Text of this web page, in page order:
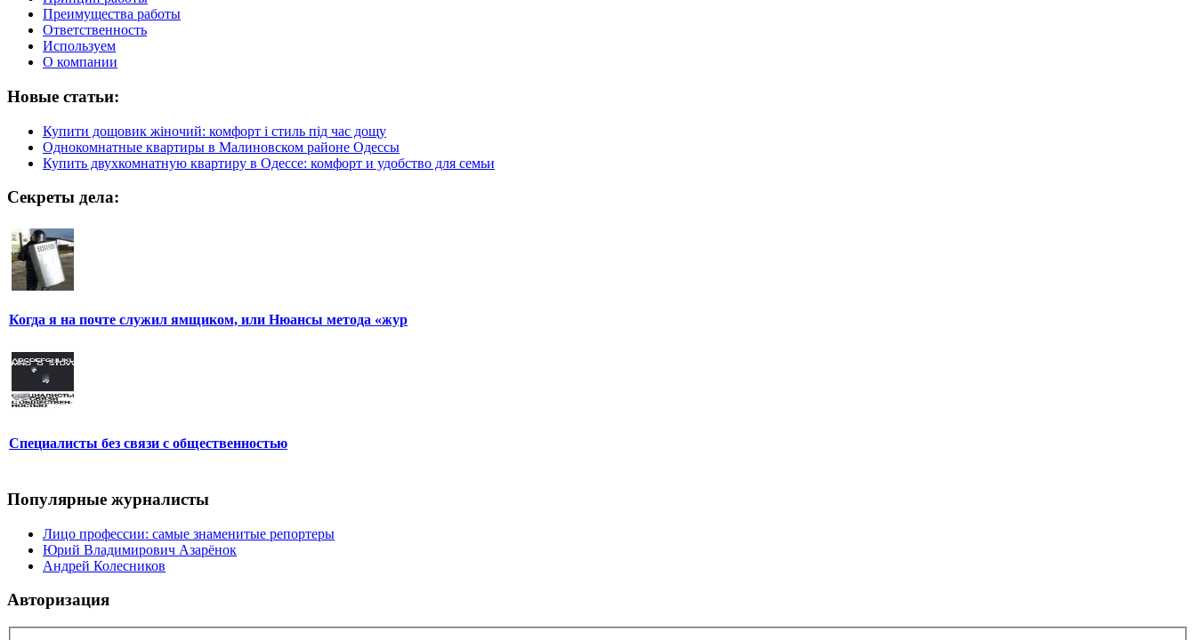
Преимущества работы
Ответственность
Используем
О компании
Новые статьи:
Купити дощовик жіночий: комфорт і стиль під час дощу
Однокомнатные квартиры в Малиновском районе Одессы
Купить двухкомнатную квартиру в Одессе: комфорт и удобство для семьи
Секреты дела:
Когда я на почте служил ямщиком, или Нюансы метода «жур
Специалисты без связи с общественностью
Популярные журналисты
Лицо профессии: самые знаменитые репортеры
Юрий Владимирович Азарёнок
Андрей Колесников
Авторизация